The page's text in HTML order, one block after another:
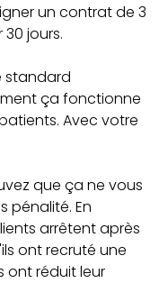
un contrat de 3
jours.
standard
ça fonctionne
Avec votre
que ça ne vous
pénalité. En
arrêtent après
ont recruté une
ont réduit leur